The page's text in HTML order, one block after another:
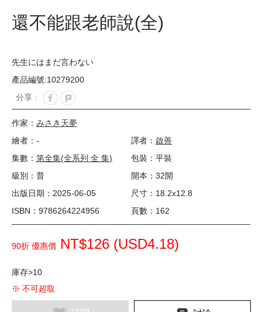
還不能跟老師說(全)
先生にはまだ言わない
產品編號:10279200
分享 :
作家： みさき天夢
繪者：-
譯者： 啟善
集數： 第全集(全系列 全 集)
包裝：平裝
級別：普
開本：32開
出版日期：2025-06-05
尺寸：18.2x12.8
ISBN：9786264224956
頁數：162
90折 優惠價 NT$126 (USD4.18)
庫存>10
※ 不可超取